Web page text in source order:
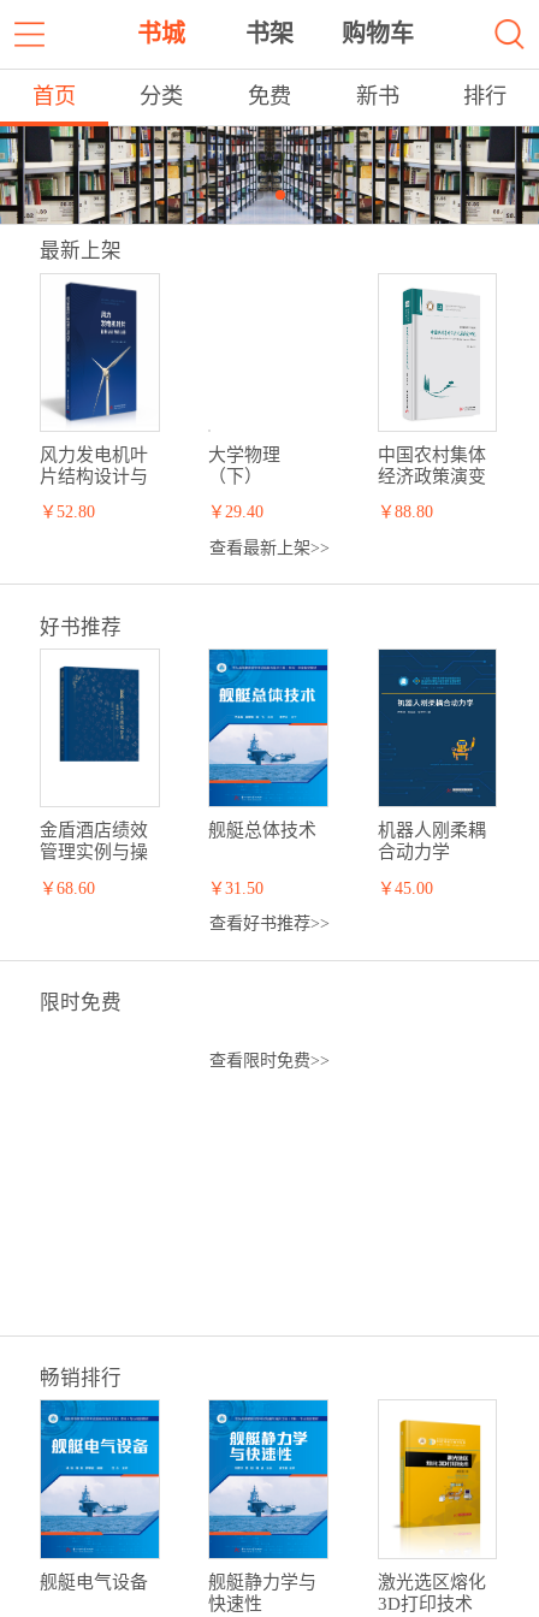
书城 书架 购物车
首页 分类 免费 新书 排行
最新上架
风力发电机叶
片结构设计与
￥52.80
大学物理
（下）
￥29.40
中国农村集体
经济政策演变
￥88.80
查看最新上架>>
好书推荐
金盾酒店绩效
管理实例与操
￥68.60
舰艇总体技术
￥31.50
机器人刚柔耦
合动力学
￥45.00
查看好书推荐>>
限时免费
查看限时免费>>
畅销排行
舰艇电气设备
舰艇静力学与
快速性
激光选区熔化
3D打印技术